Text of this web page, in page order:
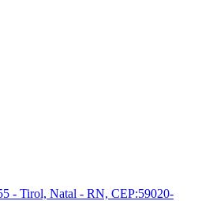
- Tirol, Natal - RN, CEP:59020-